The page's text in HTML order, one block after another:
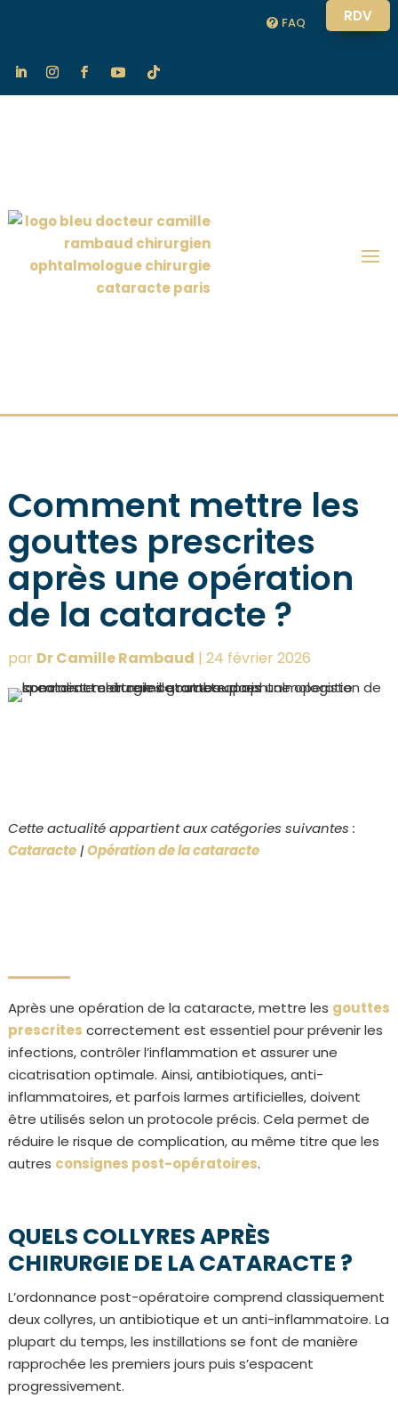
FAQ RDV
Comment mettre les
gouttes prescrites
après une opération
de la cataracte ?
par Dr Camille Rambaud | 24 février 2026
Cette actualité appartient aux catégories suivantes :
Cataracte|Opération de la cataracte
Après une opération de la cataracte, mettre les gouttes
prescrites correctement est essentiel pour prévenir les
infections, contrôler l’inflammation et assurer une
cicatrisation optimale. Ainsi, antibiotiques, anti-
inflammatoires, et parfois larmes artificielles, doivent
être utilisés selon un protocole précis. Cela permet de
réduire le risque de complication, au même titre que les
autres consignes post-opératoires.
QUELS COLLYRES APRÈS
CHIRURGIE DE LA CATARACTE ?
L’ordonnance post-opératoire comprend classiquement
deux collyres, un antibiotique et un anti-inflammatoire. La
plupart du temps, les instillations se font de manière
rapprochée les premiers jours puis s’espacent
progressivement.